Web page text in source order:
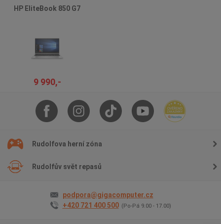
HP EliteBook 850 G7
9 990,-
Rudolfova herní zóna
Rudolfův svět repasů
podpora@gigacomputer.cz
+420 721 400 500 (Po-Pá 9.00 - 17.00)